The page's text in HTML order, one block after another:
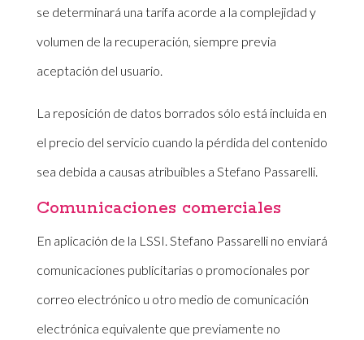
se determinará una tarifa acorde a la complejidad y
volumen de la recuperación, siempre previa
aceptación del usuario.
La reposición de datos borrados sólo está incluida en
el precio del servicio cuando la pérdida del contenido
sea debida a causas atribuibles a Stefano Passarelli.
Comunicaciones comerciales
En aplicación de la LSSI. Stefano Passarelli no enviará
comunicaciones publicitarias o promocionales por
correo electrónico u otro medio de comunicación
electrónica equivalente que previamente no